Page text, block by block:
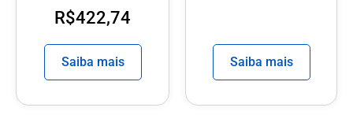
R$422,74
Saiba mais Saiba mais